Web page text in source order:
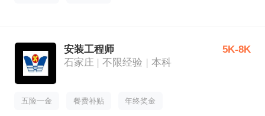
安装工程师
石家庄
不限经验 本科
5K-8K
五险一金 餐费补贴 年终奖金